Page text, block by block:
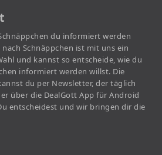
du informiert werden
Schnäppchen ist mit uns ein
und kannst so entscheide, wie du
informiert werden willst. Die
du per Newsletter, der täglich
über die DealGott App für Android
entscheidest und wir bringen dir die